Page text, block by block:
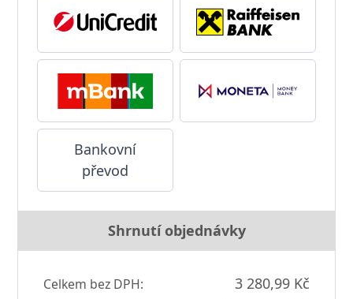
Bankovní
převod
Shrnutí objednávky
Celkem bez DPH: 3 280,99 Kč